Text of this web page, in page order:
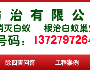
除四害问答 工程案例